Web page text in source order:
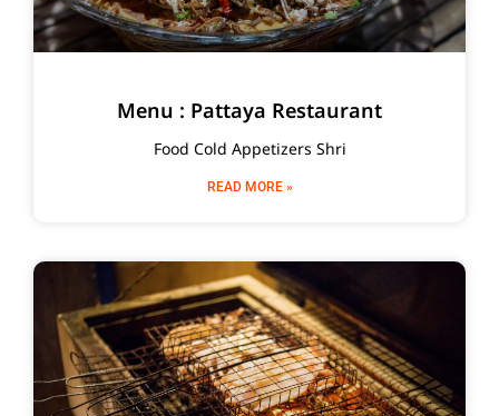
Menu : Pattaya Restaurant
Food Cold Appetizers Shri
READ MORE »